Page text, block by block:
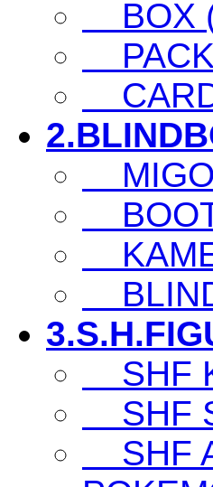
BOX
PACK
MIGO
SHF
SHF
SHF